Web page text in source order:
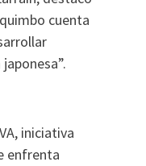
cuenta
iniciativa
enfrenta